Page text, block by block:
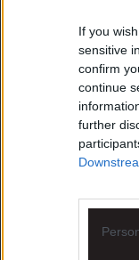
If you
sensitive
confirm
continue
further